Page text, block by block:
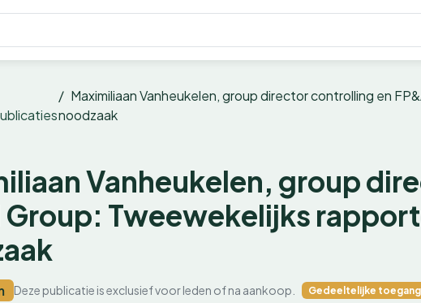
Maximiliaan Vanheukelen, group director controlling en
noodzaak
Vanheukelen, group
Group: Tweewekelijks
Deze publicatie is exclusief voor leden of na aankoop. Gedeeltelijke toegang